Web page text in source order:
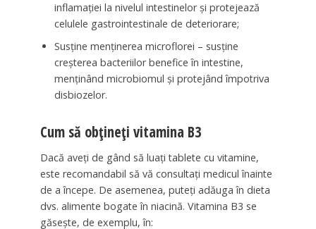
inflamației la nivelul intestinelor și protejează
celulele gastrointestinale de deteriorare;
Susține menținerea microflorei – susține
creșterea bacteriilor benefice în intestine,
menținând microbiomul și protejând împotriva
disbiozelor.
Cum să obțineți vitamina B3
Dacă aveți de gând să luați tablete cu vitamine,
este recomandabil să vă consultați medicul înainte
de a începe. De asemenea, puteți adăuga în dieta
dvs. alimente bogate în niacină. Vitamina B3 se
găsește, de exemplu, în: